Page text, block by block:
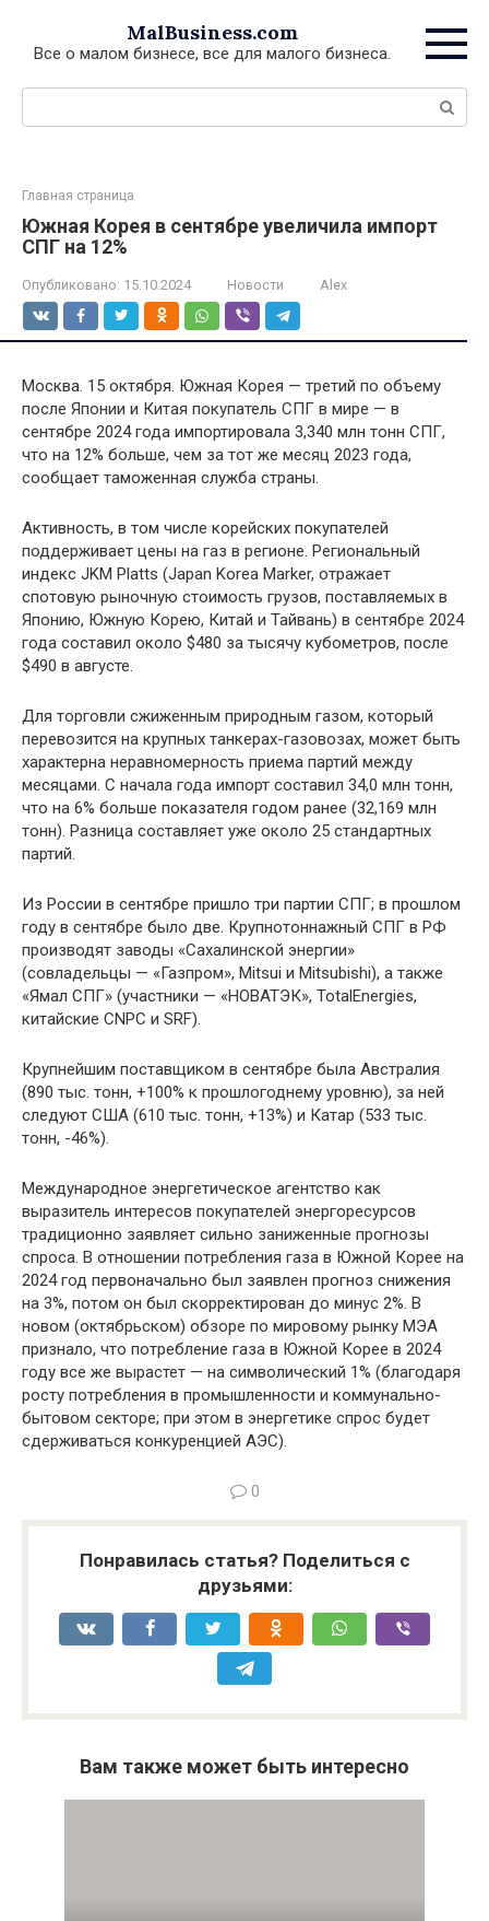
контенту
MalBusiness.com
Все о малом бизнесе, все для малого бизнеса.
Поиск:
Главная страница
Южная Корея в сентябре увеличила импорт
СПГ на 12%
Опубликовано: 15.10.2024 Новости Alex
Москва. 15 октября. Южная Корея — третий по объему
после Японии и Китая покупатель СПГ в мире — в
сентябре 2024 года импортировала 3,340 млн тонн СПГ,
что на 12% больше, чем за тот же месяц 2023 года,
сообщает таможенная служба страны.
Активность, в том числе корейских покупателей
поддерживает цены на газ в регионе. Региональный
индекс JKM Platts (Japan Korea Marker, отражает
спотовую рыночную стоимость грузов, поставляемых в
Японию, Южную Корею, Китай и Тайвань) в сентябре 2024
года составил около $480 за тысячу кубометров, после
$490 в августе.
Для торговли сжиженным природным газом, который
перевозится на крупных танкерах-газовозах, может быть
характерна неравномерность приема партий между
месяцами. С начала года импорт составил 34,0 млн тонн,
что на 6% больше показателя годом ранее (32,169 млн
тонн). Разница составляет уже около 25 стандартных
партий.
Из России в сентябре пришло три партии СПГ; в прошлом
году в сентябре было две. Крупнотоннажный СПГ в РФ
производят заводы «Сахалинской энергии»
(совладельцы — «Газпром», Mitsui и Mitsubishi), а также
«Ямал СПГ» (участники — «НОВАТЭК», TotalEnergies,
китайские CNPC и SRF).
Крупнейшим поставщиком в сентябре была Австралия
(890 тыс. тонн, +100% к прошлогоднему уровню), за ней
следуют США (610 тыс. тонн, +13%) и Катар (533 тыс.
тонн, -46%).
Международное энергетическое агентство как
выразитель интересов покупателей энергоресурсов
традиционно заявляет сильно заниженные прогнозы
спроса. В отношении потребления газа в Южной Корее на
2024 год первоначально был заявлен прогноз снижения
на 3%, потом он был скорректирован до минус 2%. В
новом (октябрьском) обзоре по мировому рынку МЭА
признало, что потребление газа в Южной Корее в 2024
году все же вырастет — на символический 1% (благодаря
росту потребления в промышленности и коммунально-
бытовом секторе; при этом в энергетике спрос будет
сдерживаться конкуренцией АЭС).
0
Понравилась статья? Поделиться с
друзьями:
Вам также может быть интересно